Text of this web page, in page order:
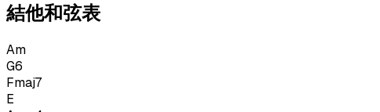
結他和弦表
Am
G6
Fmaj7
E